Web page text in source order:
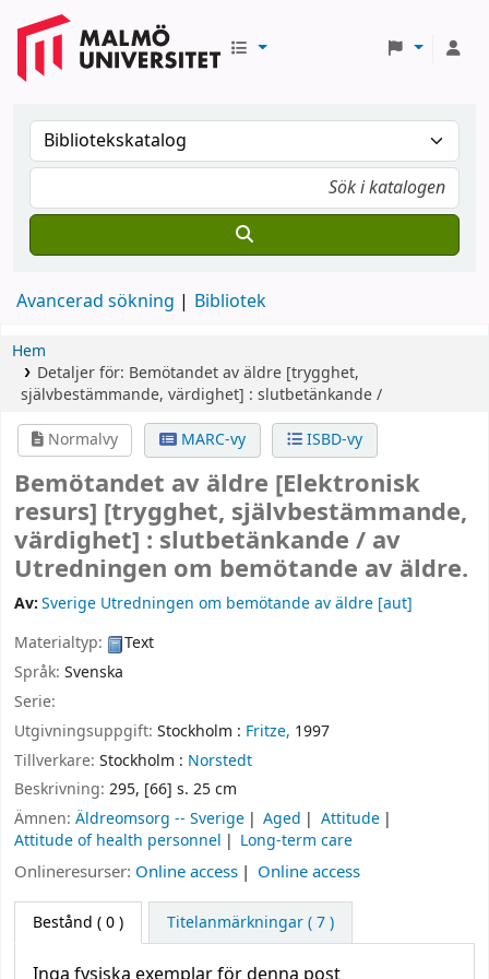
Avancerad sökning Bibliotek
Hem
Detaljer för: Bemötandet av äldre [trygghet,
självbestämmande, värdighet] : slutbetänkande /
Normalvy
MARC-vy ISBD-vy
Bemötandet av äldre [Elektronisk
resurs] [trygghet, självbestämmande,
värdighet] : slutbetänkande / av
Utredningen om bemötande av äldre.
Av:Sverige Utredningen om bemötande av äldre [aut]
Materialtyp:
Text
Språk: Svenska
Serie:
Utgivningsuppgift: Stockholm : Fritze, 1997
Tillverkare: Stockholm : Norstedt
Beskrivning: 295, [66] s. 25 cm
Ämnen: Äldreomsorg -- Sverige Aged
Attitude
Attitude of health personnel
Long-term care
Onlineresurser: Online access Online access
Bestånd ( 0 ) Titelanmärkningar ( 7 )